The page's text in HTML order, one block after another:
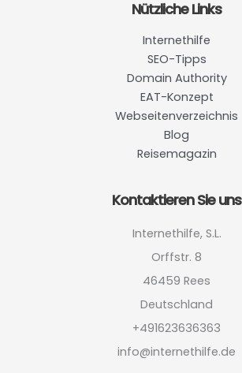
Nützliche Links
Internethilfe
SEO-Tipps
Domain Authority
EAT-Konzept
Webseitenverzeichnis
Blog
Reisemagazin
Kontaktieren Sie uns
Internethilfe, S.L.
Orffstr. 8
46459 Rees
Deutschland
+491623636363
info@internethilfe.de